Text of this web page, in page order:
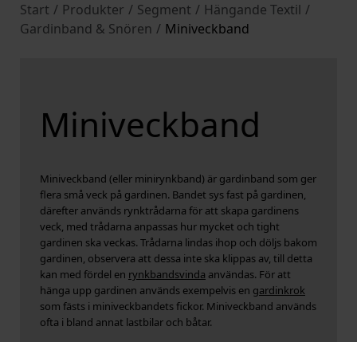
Start / Produkter / Segment / Hängande Textil /
Gardinband & Snören / Miniveckband
Miniveckband
Miniveckband (eller minirynkband) är gardinband som ger
flera små veck på gardinen. Bandet sys fast på gardinen,
därefter används rynktrådarna för att skapa gardinens
veck, med trådarna anpassas hur mycket och tight
gardinen ska veckas. Trådarna lindas ihop och döljs bakom
gardinen, observera att dessa inte ska klippas av, till detta
kan med fördel en rynkbandsvinda användas. För att
hänga upp gardinen används exempelvis en gardinkrok
som fästs i miniveckbandets fickor. Miniveckband används
ofta i bland annat lastbilar och båtar.